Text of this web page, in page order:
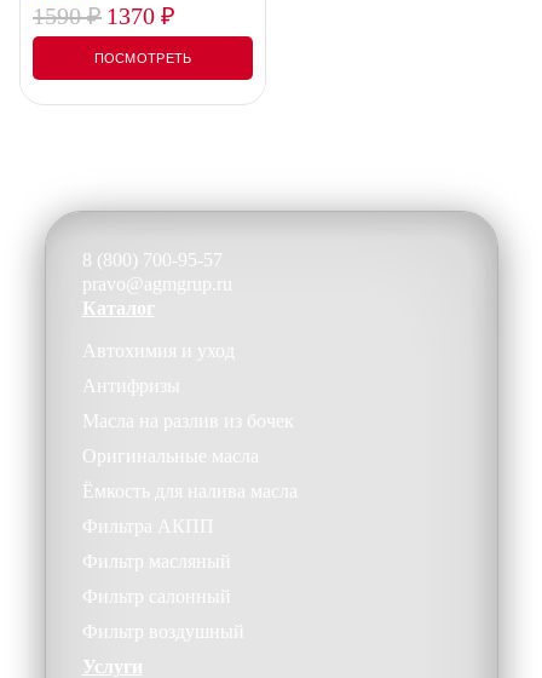
0
out
5
1590₽ 1370 ₽
ПОСМОТРЕТЬ
8 (800) 700-95-57
pravo@agmgrup.ru
Каталог
Автохимия и уход
Антифризы
Масла на разлив из бочек
Оригинальные масла
Ёмкость для налива масла
Фильтра АКПП
Фильтр масляный
Фильтр салонный
Фильтр воздушный
Услуги